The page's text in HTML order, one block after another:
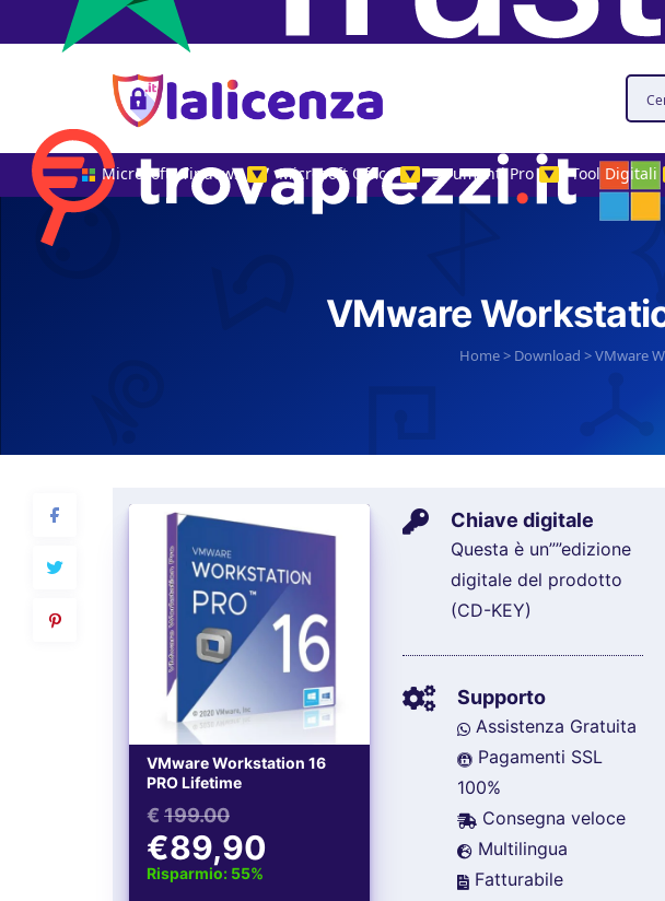
Microsoft Windows ▼ Microsoft Office ▼ Strumenti Pro ▼ Tool Digitali
VMware
Home> Download >VMware
VMware Workstation 16
PRO Lifetime
€ 199.00
€89,90
Risparmio: 55%
Chiave digitale
Questa è un””edizione
digitale del prodotto
(CD-KEY)
Supporto
Assistenza Gratuita
Pagamenti SSL
100%
Consegna veloce
Multilingua
Fatturabile